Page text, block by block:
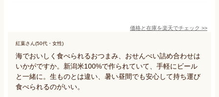
価格と在庫を楽天でチェック >>
紅葉さん(50代・女性)
海でおいしく食べられるおつまみ、おせんべい詰め合わせは
いかがですか。新潟米100%で作られていて、手軽にビール
と一緒に。生ものとは違い、暑い昼間でも安心して持ち運び
食べられるのがいい。